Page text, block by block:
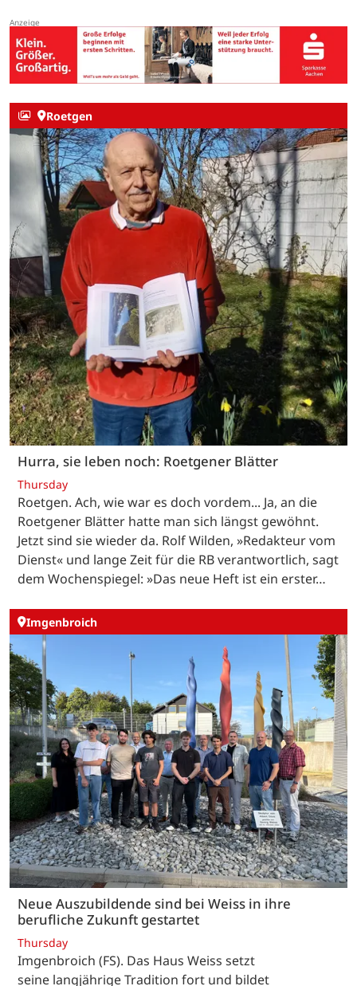
Roetgen
Hurra, sie leben noch: Roetgener Blätter
Thursday
Roetgen. Ach, wie war es doch vordem... Ja, an die
Roetgener Blätter hatte man sich längst gewöhnt.
Jetzt sind sie wieder da. Rolf Wilden, »Redakteur vom
Dienst« und lange Zeit für die RB verantwortlich, sagt
dem Wochenspiegel: »Das neue Heft ist ein erster…
Imgenbroich
Neue Auszubildende sind bei Weiss in ihre
berufliche Zukunft gestartet
Thursday
Imgenbroich (FS). Das Haus Weiss setzt
seine langjährige Tradition fort und bildet